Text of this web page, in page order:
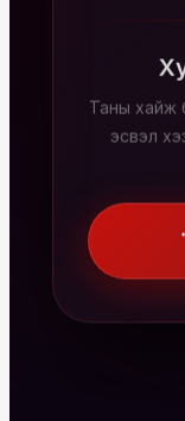
Таны хайж
эсвэл